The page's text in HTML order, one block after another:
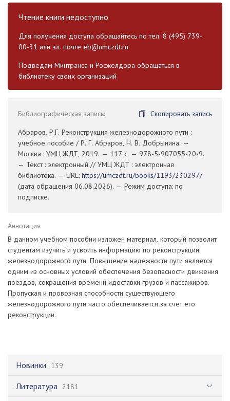
Новинки 139
Литература 2181
Чтение книги недоступно
Для получения доступа обращайтесь по тел. 8 (495) 739-
00-31 или эл. почте eb@umczdt.ru
Подведам Минтранса и Росжелдора обращаться в
библиотеку своих организаций
Библиографическая запись:
Скопировать запись
Абраров, Р.Г. Реконструкция железнодорожного пути :
учебное пособие / Р. Г. Абраров, Н. В. Добрынина. —
Москва : УМЦ ЖДТ, 2019. — 117 с. — 978-5-907055-20-9.
— Текст : электронный // УМЦ ЖДТ : электронная
библиотека. — URL: https://umczdt.ru/books/1193/230297/
(дата обращения 06.08.2026). — Режим доступа: по
подписке.
Аннотация
В данном учебном пособии изложен материал, который позволит
студентам изучить и усвоить информацию по реконструкции
железнодорожного пути. Повышение надежности пути является
одним из основных условий обеспечения безопасности движения
поездов, сокращения времени идоставки грузов и пассажиров.
Пропуская и провозная способности существующего
железнодорожного пути часто обеспечивается за счет его
реконструкции.